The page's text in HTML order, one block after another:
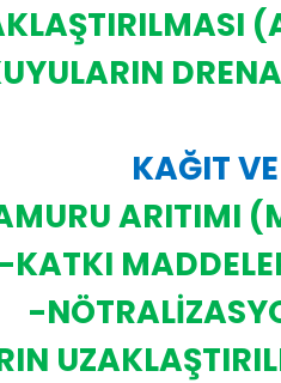
KAĞIT
ARITIMI
-KATKI
-